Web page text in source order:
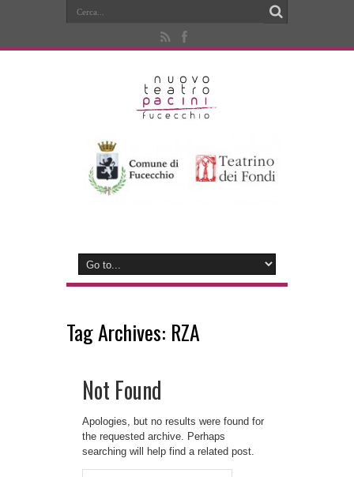
Tag Archives: RZA
Not Found
Apologies, but no results were found for
the requested archive. Perhaps
searching will help find a related post.